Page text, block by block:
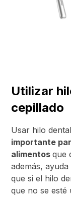
Utilizar
cepillado
Usar hilo
importante
alimentosque
además,
que si el hilo
que no se esté